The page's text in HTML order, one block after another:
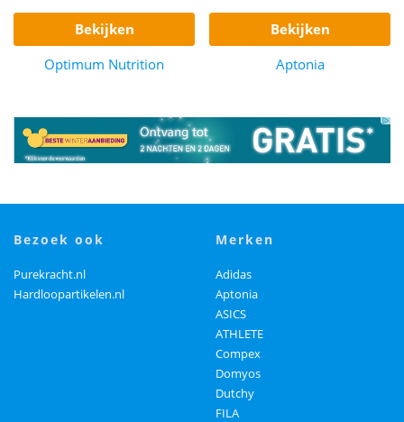
bekijken
Optimum Nutrition
bekijken
Aptonia
bezoek ook
Purekracht.nl
Hardloopartikelen.nl
merken
Adidas
Aptonia
ASICS
ATHLETE
Compex
Domyos
Dutchy
FILA